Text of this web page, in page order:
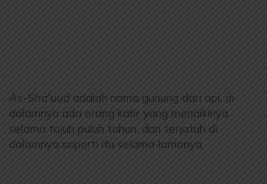
As-Sha’uud adalah nama gunung dari api, di
dalamnya ada orang kafir yang menaikinya
selama tujuh puluh tahun, dan terjatuh di
dalamnya seperti itu selama-lamanya.